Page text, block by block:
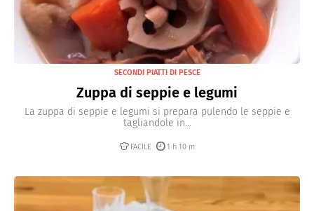
SECONDI PIATTI DI PESCE
Zuppa di seppie e legumi
La zuppa di seppie e legumi si prepara pulendo le seppie e
tagliandole in...
FACILE 1 h 10 m